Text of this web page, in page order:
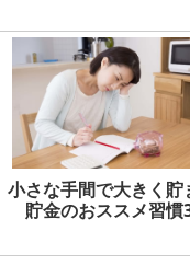
小さな手間で大きく貯
貯金のおススメ習慣